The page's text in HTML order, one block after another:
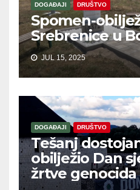
DOGAĐAJI DRUŠTVO
Spomen-
Srebrenice u
JUL 15, 2025
DOGAĐAJI DRUŠTVO
Tešanj
obilježio Dan
žrtve